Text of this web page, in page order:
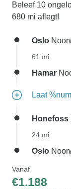
Beleef 10
680 mi aflegt!
Oslo
61 mi
Hamar
Laat
Honefoss
24 mi
Oslo
Vanaf
€1.188